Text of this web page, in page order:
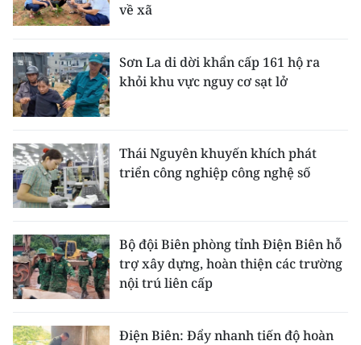
về xã
Sơn La di dời khẩn cấp 161 hộ ra
khỏi khu vực nguy cơ sạt lở
Thái Nguyên khuyến khích phát
triển công nghiệp công nghệ số
Bộ đội Biên phòng tỉnh Điện Biên hỗ
trợ xây dựng, hoàn thiện các trường
nội trú liên cấp
Điện Biên: Đẩy nhanh tiến độ hoàn